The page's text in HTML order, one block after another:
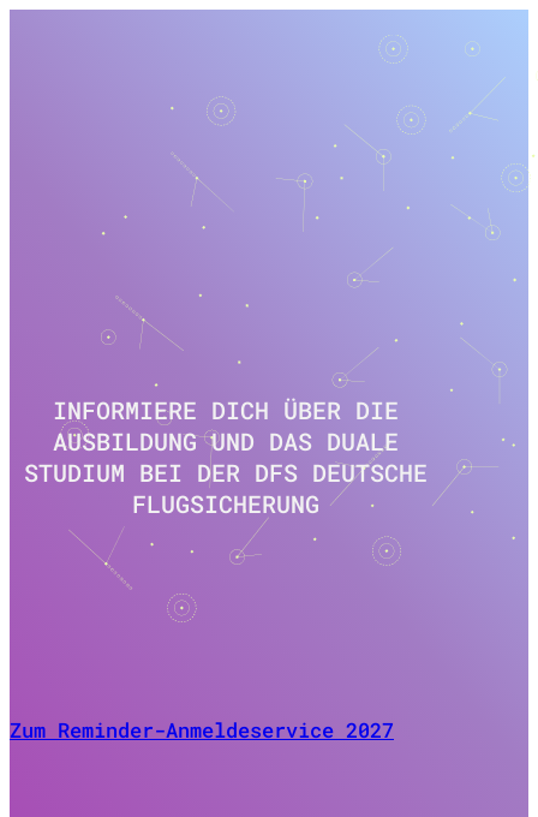
INFORMIERE DICH ÜBER DIE
AUSBILDUNG UND DAS DUALE
STUDIUM BEI DER DFS DEUTSCHE
FLUGSICHERUNG
Zum Reminder-Anmeldeservice 2027